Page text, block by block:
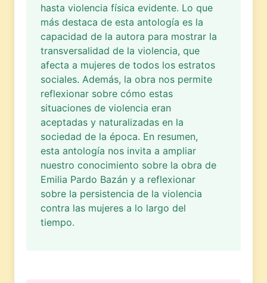
hasta violencia física evidente. Lo que
más destaca de esta antología es la
capacidad de la autora para mostrar la
transversalidad de la violencia, que
afecta a mujeres de todos los estratos
sociales. Además, la obra nos permite
reflexionar sobre cómo estas
situaciones de violencia eran
aceptadas y naturalizadas en la
sociedad de la época. En resumen,
esta antología nos invita a ampliar
nuestro conocimiento sobre la obra de
Emilia Pardo Bazán y a reflexionar
sobre la persistencia de la violencia
contra las mujeres a lo largo del
tiempo.